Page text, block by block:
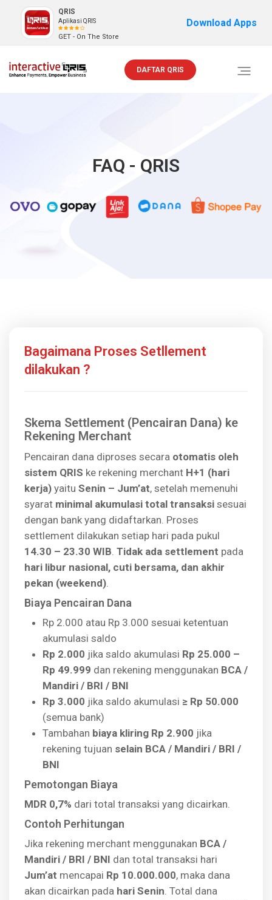
QRIS
Aplikasi QRIS
GET - On The Store
Download Apps
Toggle
DAFTAR QRIS
FAQ - QRIS
Bagaimana Proses Setllement
dilakukan ?
Skema Settlement (Pencairan Dana) ke
Rekening Merchant
Pencairan dana diproses secara otomatis oleh
sistem QRIS ke rekening merchant H+1 (hari
kerja) yaitu Senin – Jum’at, setelah memenuhi
syarat minimal akumulasi total transaksi sesuai
dengan bank yang didaftarkan. Proses
settlement dilakukan setiap hari pada pukul
14.30 – 23.30 WIB. Tidak ada settlement pada
hari libur nasional, cuti bersama, dan akhir
pekan (weekend).
Biaya Pencairan Dana
Rp 2.000 atau Rp 3.000 sesuai ketentuan
akumulasi saldo
Rp 2.000 jika saldo akumulasi Rp 25.000 –
Rp 49.999 dan rekening menggunakan BCA /
Mandiri / BRI / BNI
Rp 3.000 jika saldo akumulasi ≥ Rp 50.000
(semua bank)
Tambahan biaya kliring Rp 2.900 jika
rekening tujuan selain BCA / Mandiri / BRI /
BNI
Pemotongan Biaya
MDR 0,7% dari total transaksi yang dicairkan.
Contoh Perhitungan
Jika rekening merchant menggunakan BCA /
Mandiri / BRI / BNI dan total transaksi hari
Jum’at mencapai Rp 10.000.000, maka dana
akan dicairkan pada hari Senin. Total dana